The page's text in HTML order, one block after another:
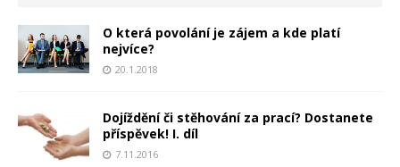
O která povolání je zájem a kde platí
nejvíce?
20.1.2018
Dojíždění či stěhování za prací? Dostanete
příspěvek! I. díl
7.11.2016